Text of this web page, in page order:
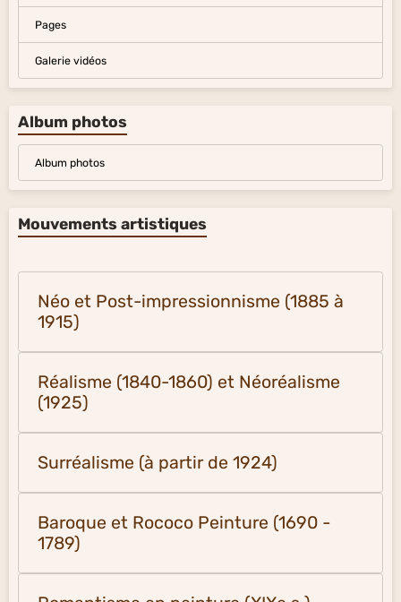
Pages
Galerie vidéos
Album photos
Album photos
Mouvements artistiques
Néo et Post-impressionnisme (1885 à
1915)
Réalisme (1840-1860) et Néoréalisme
(1925)
Surréalisme (à partir de 1924)
Baroque et Rococo Peinture (1690 -
1789)